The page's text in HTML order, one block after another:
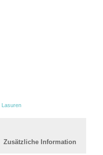
Lasuren